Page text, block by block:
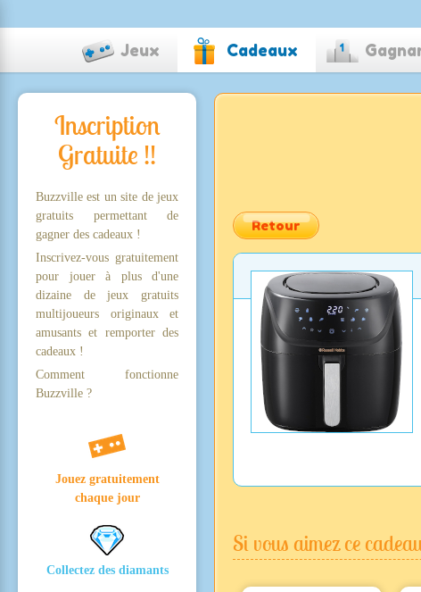
Jeux Cadeaux
Inscription
Gratuite !!
Buzzville est un site de jeux
gratuits permettant de
gagner des cadeaux !
Inscrivez-vous gratuitement
pour jouer à plus d'une
dizaine de jeux gratuits
multijoueurs originaux et
amusants et remporter des
cadeaux !
Comment fonctionne
Buzzville ?
Jouez gratuitement
chaque jour
Collectez des diamants
Retour
Si vous aimez ce